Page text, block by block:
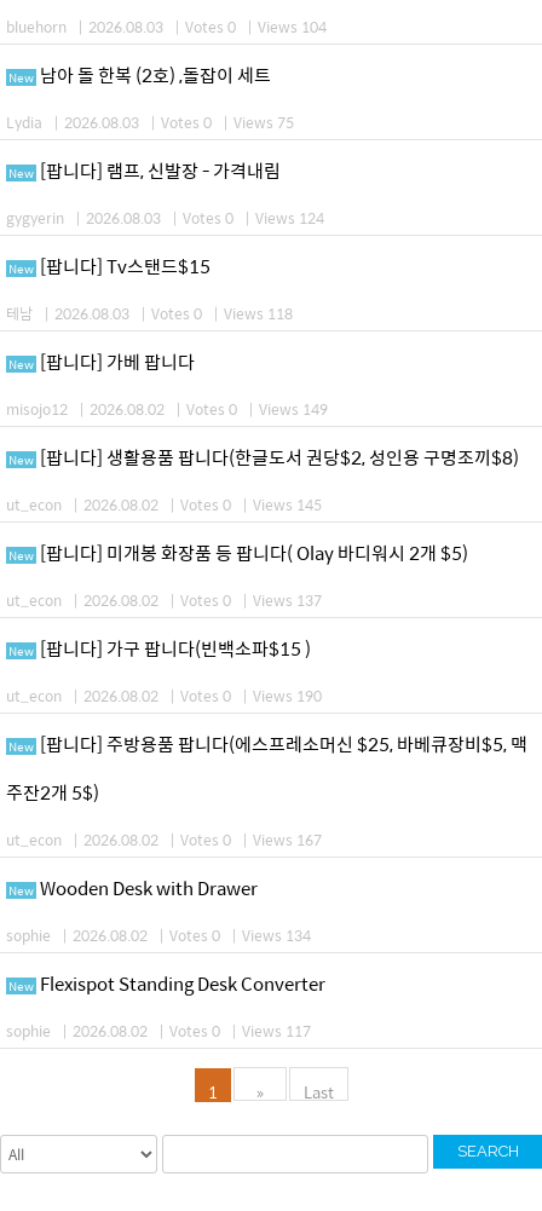
bluehorn | 2026.08.03 | Votes 0 | Views 104
New 남아 돌 한복 (2호) ,돌잡이 세트
Lydia | 2026.08.03 | Votes 0 | Views 75
New [팝니다] 램프, 신발장 - 가격내림
gygyerin | 2026.08.03 | Votes 0 | Views 124
New [팝니다] Tv스탠드$15
테남 | 2026.08.03 | Votes 0 | Views 118
New [팝니다] 가베 팝니다
misojo12 | 2026.08.02 | Votes 0 | Views 149
New [팝니다] 생활용품 팝니다(한글도서 권당$2, 성인용 구명조끼$8)
ut_econ | 2026.08.02 | Votes 0 | Views 145
New [팝니다] 미개봉 화장품 등 팝니다( Olay 바디워시 2개 $5)
ut_econ | 2026.08.02 | Votes 0 | Views 137
New [팝니다] 가구 팝니다(빈백소파$15 )
ut_econ | 2026.08.02 | Votes 0 | Views 190
New [팝니다] 주방용품 팝니다(에스프레소머신 $25, 바베큐장비$5, 맥
주잔2개 5$)
ut_econ | 2026.08.02 | Votes 0 | Views 167
New Wooden Desk with Drawer
sophie | 2026.08.02 | Votes 0 | Views 134
New Flexispot Standing Desk Converter
sophie | 2026.08.02 | Votes 0 | Views 117
1 » Last
SEARCH